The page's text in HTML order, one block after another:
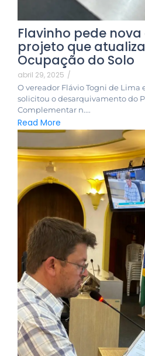
Flavinho pede
projeto que atualiza
Ocupação do Solo
abril 29, 2025 /
O vereador Flávio Togni de Lima
solicitou o desarquivamento do
Complementar n....
Read More